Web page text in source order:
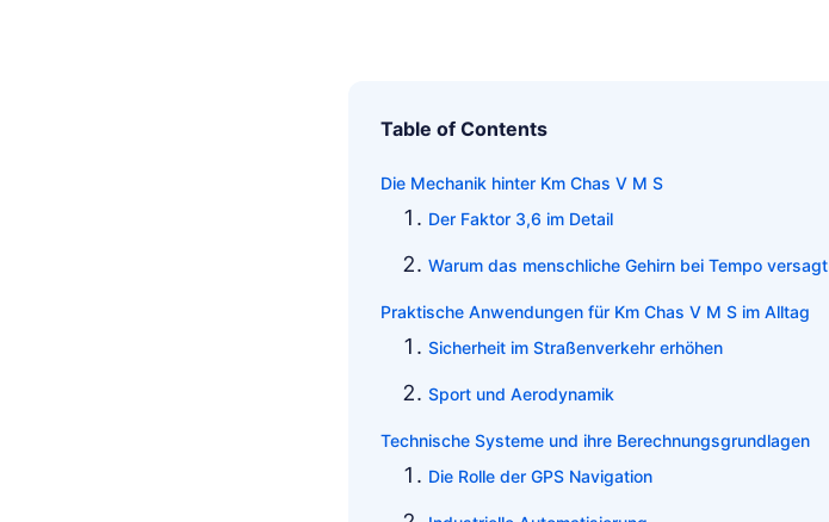
Table of Contents
Die Mechanik hinter Km Chas V M S
Der Faktor 3,6 im Detail
Warum das menschliche Gehirn bei Tempo versagt
Praktische Anwendungen für Km Chas V M S im Alltag
Sicherheit im Straßenverkehr erhöhen
Sport und Aerodynamik
Technische Systeme und ihre Berechnungsgrundlagen
Die Rolle der GPS Navigation